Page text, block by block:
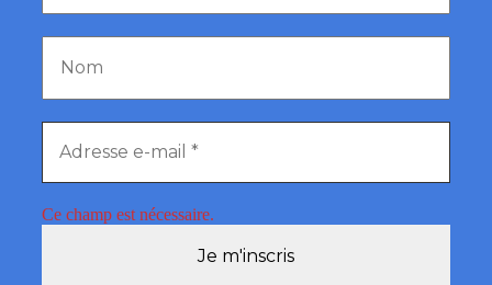
Ce champ est nécessaire.